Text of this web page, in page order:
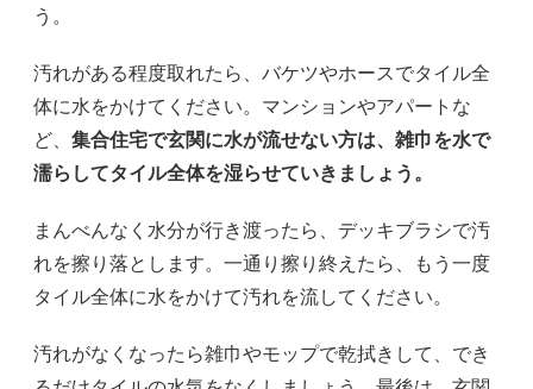
う。
汚れがある程度取れたら、バケツやホースでタイル全
体に水をかけてください。マンションやアパートな
ど、 集合住宅で玄関に水が流せない方は、雑巾を水で
濡らしてタイル全体を湿らせていきましょう。
まんべんなく水分が行き渡ったら、デッキブラシで汚
れを擦り落と します。一通り擦り終えたら、もう一度
タイル全体に水をかけて汚れを流してください。
汚れがなくなったら雑巾やモップで乾拭きして、でき